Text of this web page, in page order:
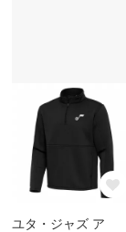
ユタ・ジャズ ア